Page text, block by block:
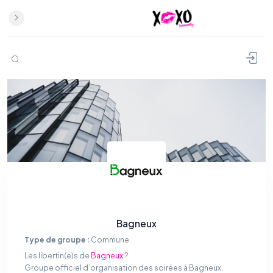
Bagneux
Type de groupe : Commune
Les libertin(e)s de Bagneux?
Groupe officiel d’organisation des soirées à Bagneux.